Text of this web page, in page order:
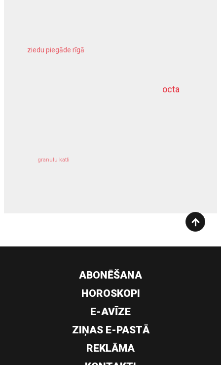
octa
ziedu piegāde rīgā
granulu katli
dziļurbums
ABONĒŠANA
HOROSKOPI
E-AVĪZE
ZIŅAS E-PASTĀ
REKLĀMA